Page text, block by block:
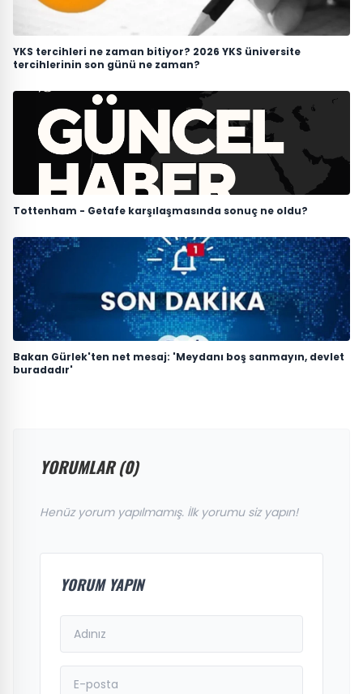
YKS tercihleri ne zaman bitiyor? 2026 YKS üniversite
tercihlerinin son günü ne zaman?
Tottenham - Getafe karşılaşmasında sonuç ne oldu?
Bakan Gürlek'ten net mesaj: 'Meydanı boş sanmayın, devlet
buradadır'
YORUMLAR (0)
Henüz yorum yapılmamış. İlk yorumu siz yapın!
YORUM YAPIN